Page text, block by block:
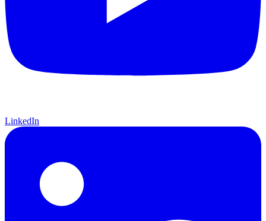
LinkedIn